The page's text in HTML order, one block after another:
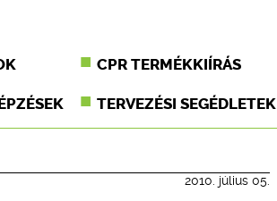
CPR TERMÉKKIÍRÁS
TERVEZÉSI SEGÉDLETEK
2010. július 05.